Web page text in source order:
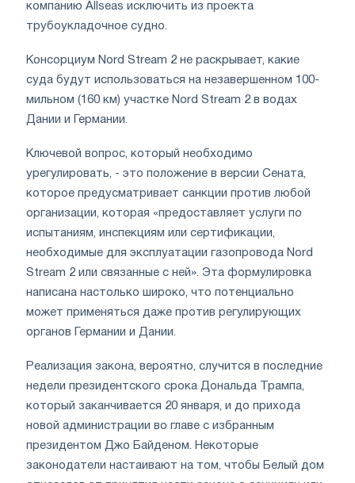
компанию Allseas исключить из проекта
трубоукладочное судно.
Консорциум Nord Stream 2 не раскрывает, какие
суда будут использоваться на незавершенном 100-
мильном (160 км) участке Nord Stream 2 в водах
Дании и Германии.
Ключевой вопрос, который необходимо
урегулировать, - это положение в версии Сената,
которое предусматривает санкции против любой
организации, которая «предоставляет услуги по
испытаниям, инспекциям или сертификации,
необходимые для эксплуатации газопровода Nord
Stream 2 или связанные с ней». Эта формулировка
написана настолько широко, что потенциально
может применяться даже против регулирующих
органов Германии и Дании.
Реализация закона, вероятно, случится в последние
недели президентского срока Дональда Трампа,
который заканчивается 20 января, и до прихода
новой администрации во главе с избранным
президентом Джо Байденом. Некоторые
законодатели настаивают на том, чтобы Белый дом